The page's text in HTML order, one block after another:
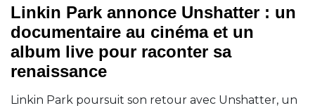
Linkin Park annonce Unshatter : un
documentaire au cinéma et un
album live pour raconter sa
renaissance
Linkin Park poursuit son retour avec Unshatter, un